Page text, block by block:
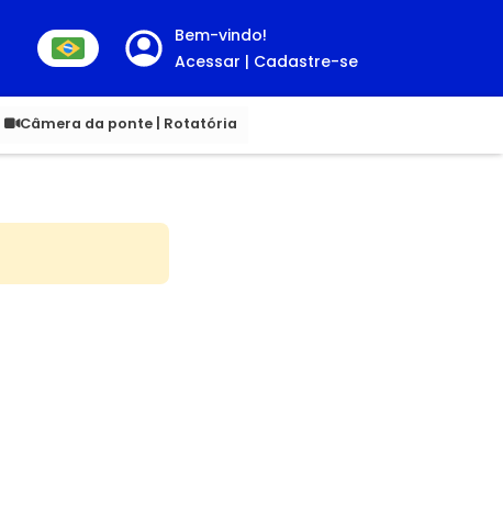
Bem-vindo!
Acessar | Cadastre-se
Câmera da ponte | Rotatória
1.00